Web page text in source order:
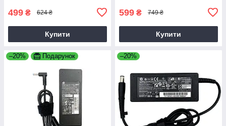
499 ₴ 624 ₴
Купити
599 ₴ 749 ₴
Купити
–20% Подарунок –20%